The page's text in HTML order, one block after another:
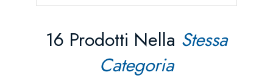
16 Prodotti Nella Stessa
Categoria